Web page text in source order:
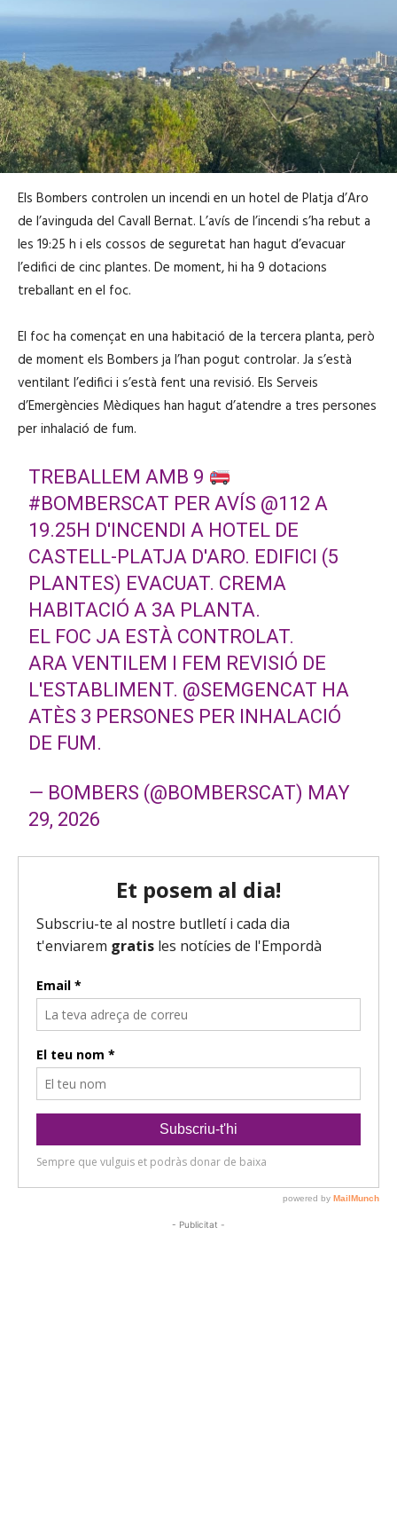
Els Bombers controlen un incendi en un hotel de Platja d’Aro
de l’avinguda del Cavall Bernat. L’avís de l’incendi s’ha rebut a
les 19:25 h i els cossos de seguretat han hagut d’evacuar
l’edifici de cinc plantes. De moment, hi ha 9 dotacions
treballant en el foc.
El foc ha començat en una habitació de la tercera planta, però
de moment els Bombers ja l’han pogut controlar. Ja s’està
ventilant l’edifici i s’està fent una revisió. Els Serveis
d’Emergències Mèdiques han hagut d’atendre a tres persones
per inhalació de fum.
TREBALLEM AMB 9
#BOMBERSCAT PER AVÍS @112 A
19.25H D'INCENDI A HOTEL DE
CASTELL-PLATJA D'ARO. EDIFICI (5
PLANTES) EVACUAT. CREMA
HABITACIÓ A 3A PLANTA.
EL FOC JA ESTÀ CONTROLAT.
ARA VENTILEM I FEM REVISIÓ DE
L'ESTABLIMENT. @SEMGENCAT HA
ATÈS 3 PERSONES PER INHALACIÓ
DE FUM.
— BOMBERS (@BOMBERSCAT) MAY
29, 2026
- Publicitat -